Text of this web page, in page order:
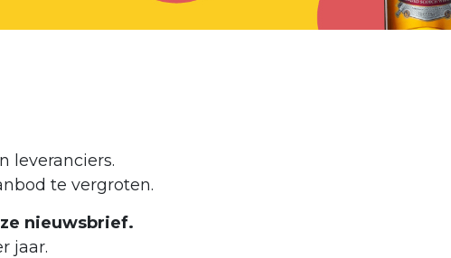
leveranciers.
te vergroten.
nieuwsbrief.
jaar.